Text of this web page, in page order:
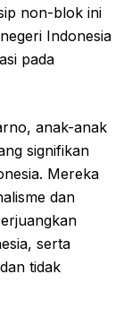
non-blok ini
Indonesia
pada
anak-anak
signifikan
Mereka
dan
serta
tidak